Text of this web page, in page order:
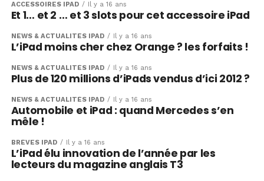
ACCESSOIRES IPAD Il y a 16 ans
Et 1… et 2 … et 3 slots pour cet accessoire iPad
NEWS & ACTUALITÉS IPAD Il y a 16 ans
L’iPad moins cher chez Orange ? les forfaits !
NEWS & ACTUALITÉS IPAD Il y a 16 ans
Plus de 120 millions d’iPads vendus d’ici 2012 ?
NEWS & ACTUALITÉS IPAD Il y a 16 ans
Automobile et iPad : quand Mercedes s’en
mêle !
BRÈVES IPAD Il y a 16 ans
L’iPad élu innovation de l’année par les
lecteurs du magazine anglais T3